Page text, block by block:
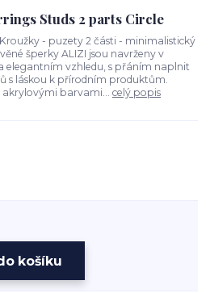
Studs 2 parts Circle
- puzety 2 části - minimalistický
šperky ALIZI jsou navrženy v
elegantním vzhledu, s přáním naplnit
s láskou k přírodním produktům.
barvami... celý popis
košíku